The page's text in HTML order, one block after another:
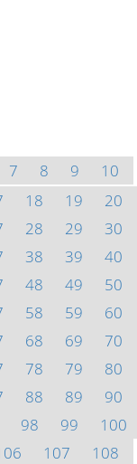
7 8 9
10
18 19
20
28 29
30
38 39
40
48 49
50
58 59
60
68 69
70
78 79
80
88 89
90
98 99
100
107
108